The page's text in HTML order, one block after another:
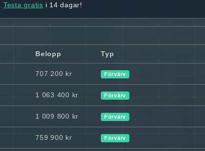
Testa gratis i 14 dagar!
Belopp Typ
707 200 kr Förvärv
1 063 400 kr Förvärv
1 009 800 kr Förvärv
759 900 kr Förvärv